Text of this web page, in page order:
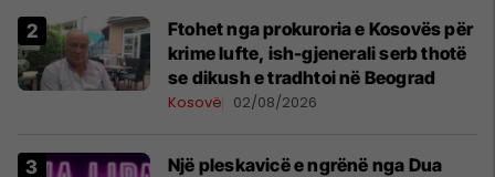
Ftohet nga prokuroria e Kosovës për
krime lufte, ish-gjenerali serb thotë
se dikush e tradhtoi në Beograd
Kosovë 02/08/2026
Një pleskavicë e ngrënë nga Dua